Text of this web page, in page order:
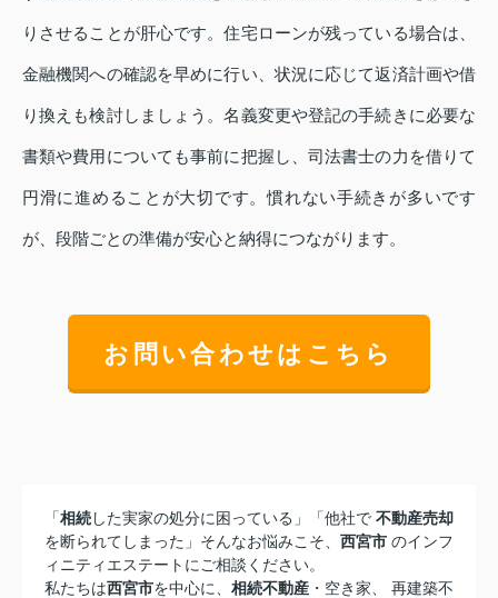
りさせることが肝心です。住宅ローンが残っている場合は、
金融機関への確認を早めに行い、状況に応じて返済計画や借
り換えも検討しましょう。名義変更や登記の手続きに必要な
書類や費用についても事前に把握し、司法書士の力を借りて
円滑に進めることが大切です。慣れない手続きが多いです
が、段階ごとの準備が安心と納得につながります。
お問い合わせはこちら
「相続した実家の処分に困っている」「他社で 不動産売却
を断られてしまった」そんなお悩みこそ、 西宮市 のインフ
ィニティエステートにご相談ください。
私たちは西宮市を中心に、 相続不動産 ・空き家、 再建築不